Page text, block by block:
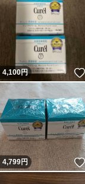
4,100円
4,799円